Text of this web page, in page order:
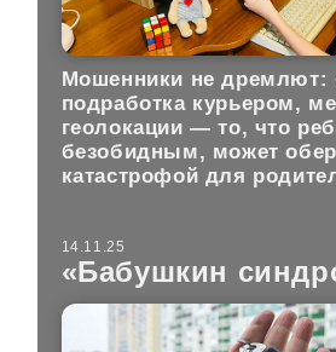
Мошенники не дремлют:
подработка курьером,
геолокации — то, что
безобидным, может
катастрофой для
14.11.25
«Бабушкин